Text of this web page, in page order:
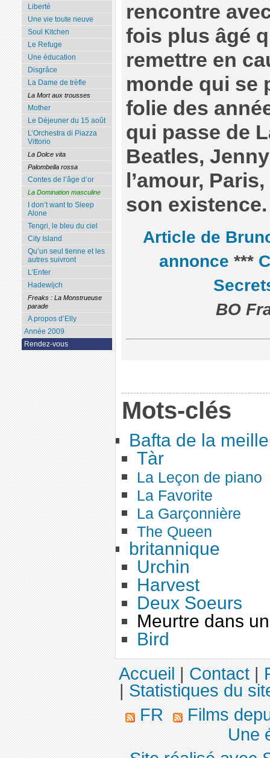
rencontre
fois plus âgé
remettre en
monde qui se
folie des
qui passe de
Beatles,
l’amour,
son existence.
Article de
annonce ***
BO
Mots-clés
Bafta de la
Tàr
La Leçon de piano
La Favorite
La Garçonnière
The Queen
britannique
Urchin
Harvest
Deux Soeurs
Meurtre dans
Bird
Liberté
Une vie toute neuve
Soul Kitchen
Le Refuge
Une éducation
Disgrâce
La Dame de trèfle
La Mort aux trousses
Mother
Le Déjeuner du 15 août
L’Orchestra di Piazza
Vittorio
La Dolce vita
Palombella rossa
Contes de l’âge d’or
La Domination masculine
I don’t want to Sleep
Alone
Tengri, le bleu du ciel
City Island
Qu’un seul tienne et les
autres suivront
L’Enfer
Hadewijch
Freaks : La Monstrueuse
parade
A propos d’Elly
Année 2009
Rendez-vous
Accueil|Contact|
|Statistiques du
FR
Films
Une